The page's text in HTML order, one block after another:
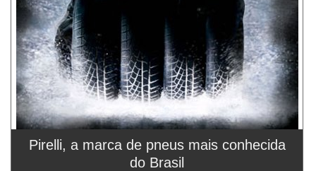
Pirelli, a marca de pneus mais conhecida
do Brasil